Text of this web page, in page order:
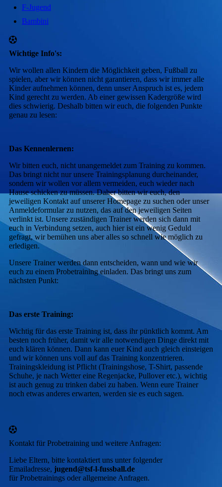
F-Jugend
Bambini
Wichtige Info's:
Wir wollen allen Kindern die Möglichkeit geben, Fußball zu
spielen, aber wir können nicht garantieren, dass wir immer alle
Kinder aufnehmen können, denn unser Anspruch ist es, jedem
Kind gerecht zu werden. Ab einer gewissen Kadergröße wird
dies schwierig. Deshalb bitten wir euch, die folgenden Punkte
genau zu lesen:
Das Kennenlernen:
Wir bitten euch, nicht unangemeldet zum Training zu kommen.
Das bringt nicht nur unsere Trainingsplanung durcheinander,
sondern wir wollen vor allem vermeiden, euch wieder nach
Hause schicken zu müssen. Daher bitten wir euch, den
jeweiligen Kontakt auf unserer Homepage zu suchen oder unser
Anmeldeformular zu nutzen, das auf den jeweiligen Seiten
verlinkt ist. Unsere zuständigen Trainer werden sich dann mit
euch in Verbindung setzen, auch hier ist ein wenig Geduld
gefragt, wir bemühen uns aber alles so schnell wie möglich zu
erledigen.
Unsere Trainer werden dann entscheiden, wann und wie wir
euch zu einem Probetraining einladen. Das bringt uns zum
nächsten Punkt:
Das erste Training:
Wichtig für das erste Training ist, dass ihr pünktlich kommt. Am
besten noch früher, damit wir alle notwendigen Dinge direkt mit
euch klären können. Dann kann euer Kind auch gleich einsteigen
und wir können uns voll auf das Training konzentrieren.
Trainingskleidung ist Pflicht (Trainingshose, T-Shirt, passende
Schuhe, je nach Wetter eine Regenjacke, Pullover etc.), wichtig
ist auch genug zu trinken dabei zu haben. Wenn eure Trainer
noch etwas anderes erwarten, werden sie es euch sagen.
Kontakt für Probetraining und weitere Anfragen:
Liebe Eltern, bitte kontaktiert uns unter folgender
Emailadresse, jugend@tsf-l-fussball.de
für Probetrainings oder allgemeine Anfragen.